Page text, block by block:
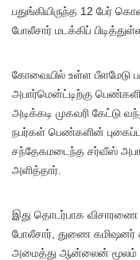
பதுங்கியிருந்த 12 பேர்
போலீசார் மடக்கிப்
கோவையில் உள்ள பீளமேடு
அபார்மென்ட்டிற்கு
அடிக்கடி முகவரி கேட்டு
நபர்கள் பெண்களின்
சந்தேகமடைந்த சர்வீஸ்
அளித்தார்.
இது தொடர்பாக விசாரணை
போலீசார், துணை கமிஷனர்
அமைத்து ஆன்லைன் மூலம்